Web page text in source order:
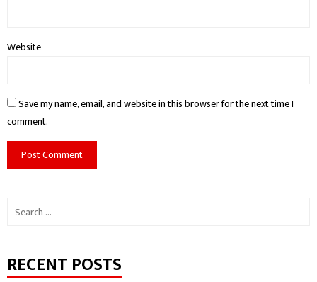
Website
Save my name, email, and website in this browser for the next time I
comment.
Search
RECENT POSTS